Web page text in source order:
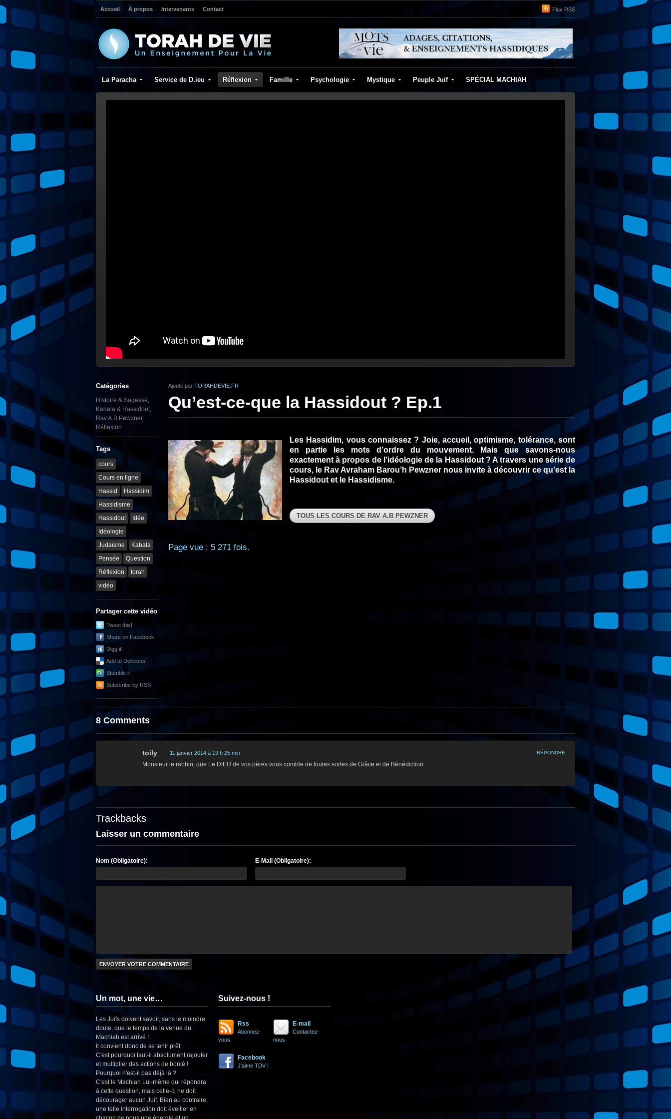
Flux RSS
Accueil À propos Intervenants Contact
La Paracha Service de D.ieu Réflexion Famille Psychologie Mystique Peuple Juif SPÉCIAL MACHIAH
Catégories
Histoire & Sagesse,
Kabala & Hassidout,
Rav A.B Pewzner,
Réflexion
Tags
cours
Cours en ligne
Hassid
Hassidim
Hassidisme
Hassidout
Idée
Idéologie
Judaïsme
Kabala
Pensée
Question
Réflexion
torah
vidéo
Partager cette vidéo
Tweet this!
Share on Facebook!
Digg it!
Add to Delicious!
Stumble it
Subscribe by RSS
Ajouté par TORAHDEVIE.FR
Qu’est-ce-que la Hassidout ? Ep.1
Les Hassidim, vous connaissez ? Joie, accueil, optimisme, tolérance, sont
en partie les mots d’ordre du mouvement. Mais que savons-nous
exactement à propos de l’idéologie de la Hassidout ? A travers une série de
cours, le Rav Avraham Barou’h Pewzner nous invite à découvrir ce qu’est la
Hassidout et le Hassidisme.
TOUS LES COURS DE RAV A.B PEWZNER
Page vue : 5 271 fois.
8 Comments
toily 11 janvier 2014 à 19 h 25 min
Monsieur le rabbin, que Le DIEU de vos pères vous comble de toutes sortes de Grâce et de Bénédiction .
RÉPONDRE
Trackbacks
Laisser un commentaire
Nom (Obligatoire): E-Mail (Obligatoire):
Un mot, une vie…
Les Juifs doivent savoir, sans le moindre
doute, que le temps de la venue du
Machiah est arrivé !
Il convient donc de se tenir prêt.
C'est pourquoi faut-il absolument rajouter
et multiplier des actions de bonté !
Pourquoi n'est-il pas déjà là ?
C'est le Machiah Lui-même qui répondra
à cette question, mais celle-ci ne doit
décourager aucun Juif. Bien au contraire,
une telle interrogation doit éveiller en
Suivez-nous !
Rss
Abonnez-
vous
E-mail
Contactez-
nous
Facebook
J'aime TDV !